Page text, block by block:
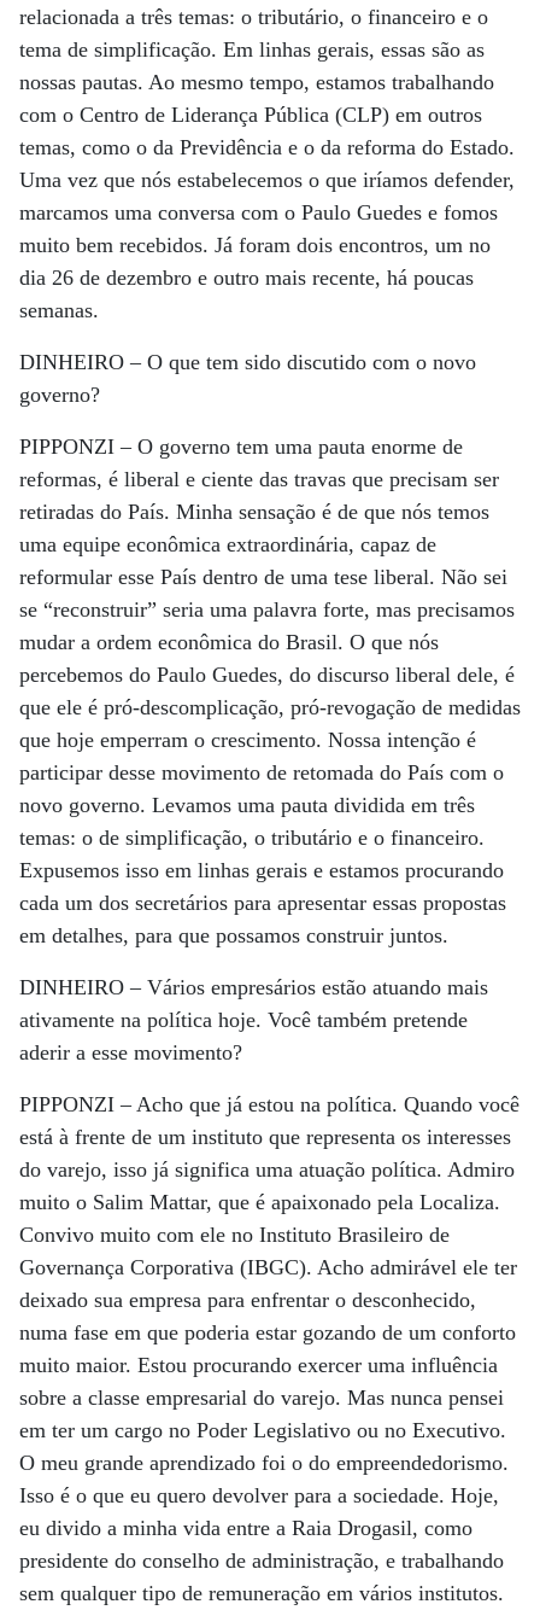
relacionada a três temas: o tributário, o financeiro e o
tema de simplificação. Em linhas gerais, essas são as
nossas pautas. Ao mesmo tempo, estamos trabalhando
com o Centro de Liderança Pública (CLP) em outros
temas, como o da Previdência e o da reforma do Estado.
Uma vez que nós estabelecemos o que iríamos defender,
marcamos uma conversa com o Paulo Guedes e fomos
muito bem recebidos. Já foram dois encontros, um no
dia 26 de dezembro e outro mais recente, há poucas
semanas.
DINHEIRO –O que tem sido discutido com o novo
governo?
PIPPONZI –O governo tem uma pauta enorme de
reformas, é liberal e ciente das travas que precisam ser
retiradas do País. Minha sensação é de que nós temos
uma equipe econômica extraordinária, capaz de
reformular esse País dentro de uma tese liberal. Não sei
se “reconstruir” seria uma palavra forte, mas precisamos
mudar a ordem econômica do Brasil. O que nós
percebemos do Paulo Guedes, do discurso liberal dele, é
que ele é pró-descomplicação, pró-revogação de medidas
que hoje emperram o crescimento. Nossa intenção é
participar desse movimento de retomada do País com o
novo governo. Levamos uma pauta dividida em três
temas: o de simplificação, o tributário e o financeiro.
Expusemos isso em linhas gerais e estamos procurando
cada um dos secretários para apresentar essas propostas
em detalhes, para que possamos construir juntos.
DINHEIRO –Vários empresários estão atuando mais
ativamente na política hoje. Você também pretende
aderir a esse movimento?
PIPPONZI –Acho que já estou na política. Quando você
está à frente de um instituto que representa os interesses
do varejo, isso já significa uma atuação política. Admiro
muito o Salim Mattar, que é apaixonado pela Localiza.
Convivo muito com ele no Instituto Brasileiro de
Governança Corporativa (IBGC). Acho admirável ele ter
deixado sua empresa para enfrentar o desconhecido,
numa fase em que poderia estar gozando de um conforto
muito maior. Estou procurando exercer uma influência
sobre a classe empresarial do varejo. Mas nunca pensei
em ter um cargo no Poder Legislativo ou no Executivo.
O meu grande aprendizado foi o do empreendedorismo.
Isso é o que eu quero devolver para a sociedade. Hoje,
eu divido a minha vida entre a Raia Drogasil, como
presidente do conselho de administração, e trabalhando
sem qualquer tipo de remuneração em vários institutos.